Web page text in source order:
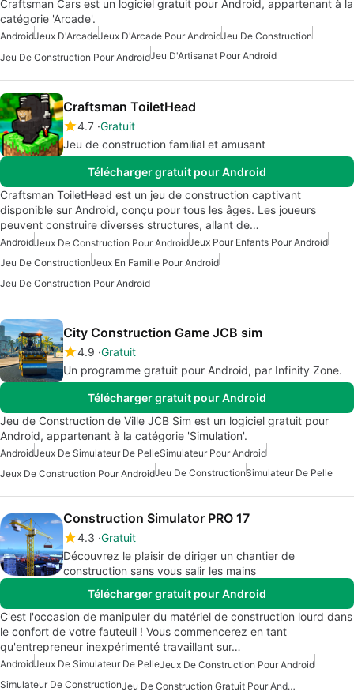
Craftsman Cars est un logiciel gratuit pour Android, appartenant à la
catégorie 'Arcade'.
AndroidJeux D'ArcadeJeux D'Arcade Pour AndroidJeu De Construction
Jeu De Construction Pour AndroidJeu D'Artisanat Pour Android
Craftsman ToiletHead
4.7 Gratuit
Jeu de construction familial et amusant
Télécharger gratuit pour Android
Craftsman ToiletHead est un jeu de construction captivant
disponible sur Android, conçu pour tous les âges. Les joueurs
peuvent construire diverses structures, allant de…
AndroidJeux De Construction Pour AndroidJeux Pour Enfants Pour Android
Jeu De ConstructionJeux En Famille Pour Android
Jeu De Construction Pour Android
City Construction Game JCB sim
4.9 Gratuit
Un programme gratuit pour Android, par Infinity Zone.
Télécharger gratuit pour Android
Jeu de Construction de Ville JCB Sim est un logiciel gratuit pour
Android, appartenant à la catégorie 'Simulation'.
AndroidJeux De Simulateur De PelleSimulateur Pour Android
Jeux De Construction Pour AndroidJeu De ConstructionSimulateur De Pelle
Construction Simulator PRO 17
4.3 Gratuit
Découvrez le plaisir de diriger un chantier de
construction sans vous salir les mains
Télécharger gratuit pour Android
C'est l'occasion de manipuler du matériel de construction lourd dans
le confort de votre fauteuil ! Vous commencerez en tant
qu'entrepreneur inexpérimenté travaillant sur…
AndroidJeux De Simulateur De PelleJeux De Construction Pour Android
Simulateur De Construction
Jeu De Construction Gratuit Pour Android